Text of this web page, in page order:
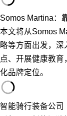
Somos Martina：
本文将从Somos
略等方面出发，
点、开展健康教
化品牌定位。
智能骑行装备公司